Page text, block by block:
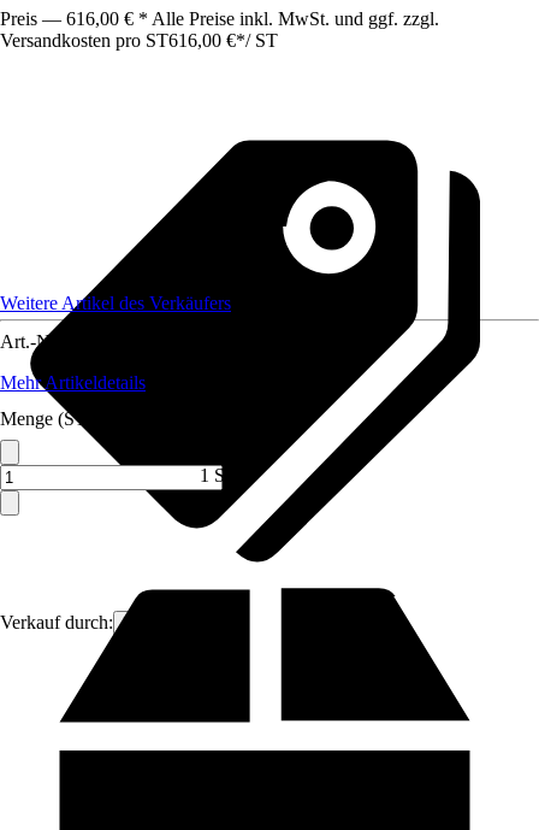
Preis — 616,00 € * Alle Preise inkl. MwSt. und ggf. zzgl.
Versandkosten pro ST616,00 €*/ ST
Verkauf durch: ich-zapfe
Weitere Artikel des Verkäufers
Art.-Nr.
Mehr Artikeldetails
Menge (ST)
1 ST